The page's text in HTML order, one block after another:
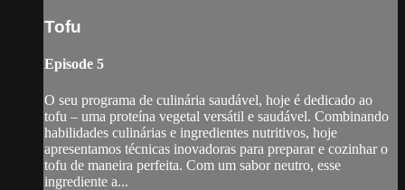
Tofu
Episode 5
O seu programa de culinária saudável, hoje é dedicado ao
tofu – uma proteína vegetal versátil e saudável. Combinando
habilidades culinárias e ingredientes nutritivos, hoje
apresentamos técnicas inovadoras para preparar e cozinhar o
tofu de maneira perfeita. Com um sabor neutro, esse
ingrediente a...